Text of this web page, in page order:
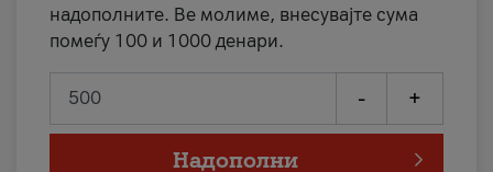
надополните. Ве молиме, внесувајте сума
помеѓу 100 и 1000 денари.
- +
Надополни